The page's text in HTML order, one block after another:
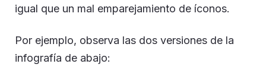
igual que un mal emparejamiento de íconos.
Por ejemplo, observa las dos versiones de la
infografía de abajo: